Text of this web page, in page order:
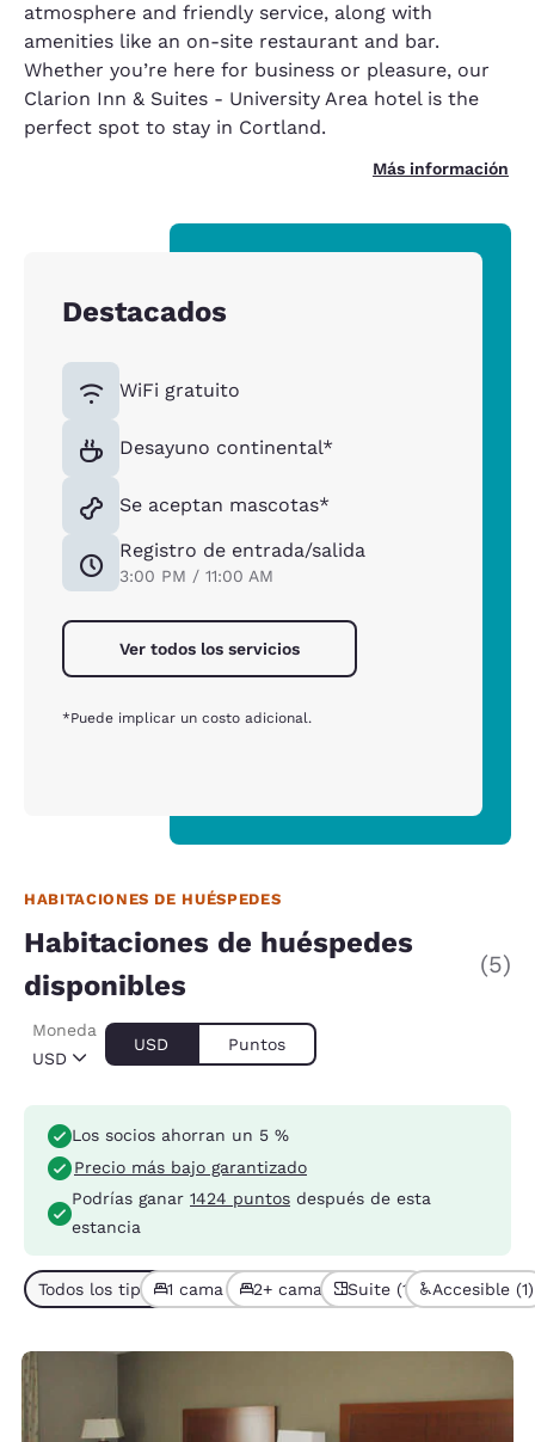
atmosphere and friendly service, along with
amenities like an on-site restaurant and bar.
Whether you’re here for business or pleasure, our
Clarion Inn & Suites - University Area hotel is the
perfect spot to stay in Cortland.
Más información
Destacados
WiFi gratuito
Desayuno continental*
Se aceptan mascotas*
Registro de entrada/salida
3:00 PM / 11:00 AM
Ver todos los servicios
*Puede implicar un costo adicional.
HABITACIONES DE HUÉSPEDES
Habitaciones de huéspedes
disponibles
(5)
USD
Moneda
USD Puntos
Los socios ahorran un 5 %
Precio más bajo garantizado
Podrías ganar 1424 puntos después de esta
estancia
Todos los tipos de habitación (5)
1 cama (4)2+ camas (1)Suite (1) Accesible (1)